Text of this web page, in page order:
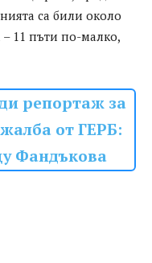
са били около
11 пъти по-малко,
репортаж за
от ГЕРБ:
Фандъкова